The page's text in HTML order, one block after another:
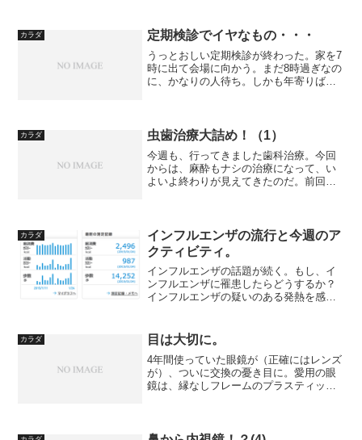
動量計の成果、あとはスポーツや健康に
まつわるネタの日です。「今...
カラダ 定期検診でイヤなもの・・・
うっとおしい定期検診が終わった。家を7
時に出て会場に向かう。まだ8時過ぎなの
に、かなりの人待ち。しかも年寄りばか
トゲン（バリウム...
カラダ 虫歯治療大詰め！（1）
今週も、行ってきました歯科治療。今回
からは、麻酔もナシの治療になって、い
よいよ終わりが見えてきたのだ。前回の
カラダ
インフルエンザの流行と今週のア
クティビティ。
インフルエンザの話題が続く。もし、イ
ンフルエンザに罹患したらどうするか？
インフルエンザの疑いのある発熱を感じ
服用の上、熱が下がるまで安静に過ご
す。こんな感じではないだろ...
カラダ 目は大切に。
4年間使っていた眼鏡が（正確にはレンズ
が）、ついに交換の憂き目に。愛用の眼
鏡は、縁なしフレームのプラスティック
てきたので、替えること...